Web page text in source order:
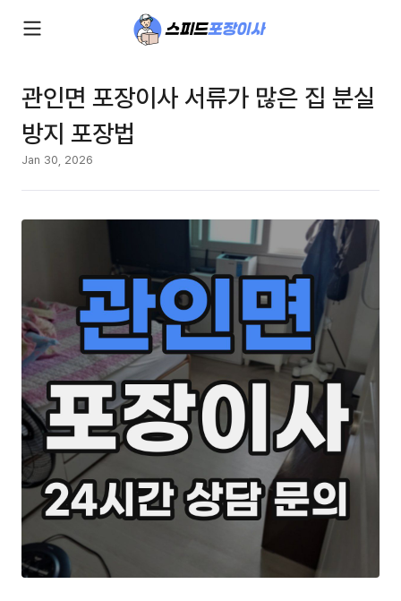
관인면 포장이사 서류가 많은 집 분실
방지 포장법
Jan 30, 2026